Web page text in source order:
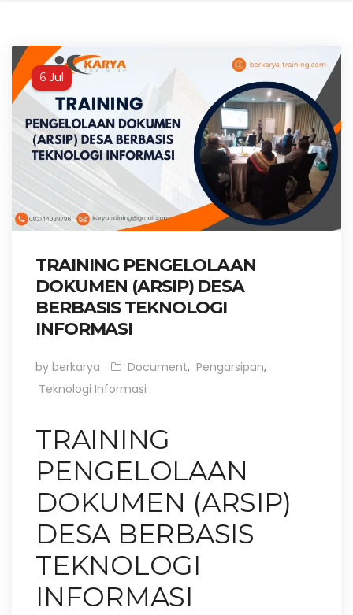
6 Jul
TRAINING PENGELOLAAN
DOKUMEN (ARSIP) DESA
BERBASIS TEKNOLOGI
INFORMASI
by berkarya Document, Pengarsipan,
Teknologi Informasi
TRAINING
PENGELOLAAN
DOKUMEN (ARSIP)
DESA BERBASIS
TEKNOLOGI
INFORMASI